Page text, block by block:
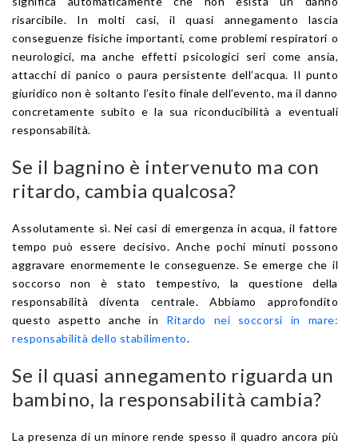
risarcibile. In molti casi, il quasi annegamento lascia
conseguenze fisiche importanti, come problemi respiratori o
neurologici, ma anche effetti psicologici seri come ansia,
attacchi di panico o paura persistente dell’acqua. Il punto
giuridico non è soltanto l’esito finale dell’evento, ma il danno
concretamente subito e la sua riconducibilità a eventuali
responsabilità.
Se il bagnino è intervenuto ma con
ritardo, cambia qualcosa?
Assolutamente sì. Nei casi di emergenza in acqua, il fattore
tempo può essere decisivo. Anche pochi minuti possono
aggravare enormemente le conseguenze. Se emerge che il
soccorso non è stato tempestivo, la questione della
responsabilità diventa centrale. Abbiamo approfondito
questo aspetto anche in Ritardo nei soccorsi in mare:
responsabilità dello stabilimento.
Se il quasi annegamento riguarda un
bambino, la responsabilità cambia?
La presenza di un minore rende spesso il quadro ancora più